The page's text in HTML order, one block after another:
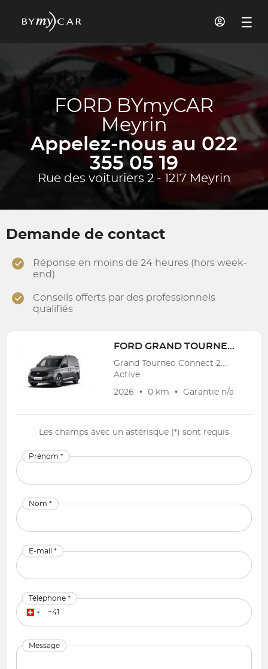
FORD BYmyCAR
Meyrin
Appelez-nous au 022
355 05 19
Rue des voituriers 2 - 1217 Meyrin
Demande de contact
Réponse en moins de 24 heures (hors week-
end)
Conseils offerts par des professionnels
qualifiés
FORD GRAND TOURNEO CONNECT V761 DIESEL 2022-
Grand Tourneo Connect 2.0 EcoBlue Automat
Active
2026 • 0 km • Garantie n/a
Les champs avec un astérisque (*) sont requis
Prénom *
Nom *
E-mail *
Téléphone *
Message